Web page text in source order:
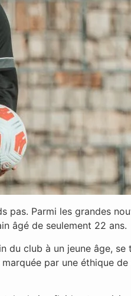
Parmi les grandes
âgé de seulement 22 ans.
du club à un jeune âge,
par une éthique